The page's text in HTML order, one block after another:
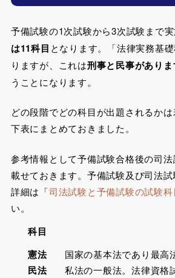
予備試験の1次試験から3次試験まで
は11科目 となります。「法律実務基
りますが、これは刑事と民事があり
うことになります。
どの段階でどの科目が出題されるか
下表にまとめておきました。
参考情報として予備試験合格後の司
載せておきます。予備試験及び司法
詳細は「司法試験と予備試験の試験科
い。
科目
憲法
国家の基本法であり最高
民法 私法の一般法。法律資格